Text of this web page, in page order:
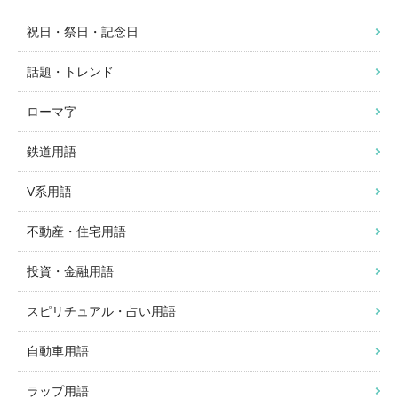
祝日・祭日・記念日
話題・トレンド
ローマ字
鉄道用語
V系用語
不動産・住宅用語
投資・金融用語
スピリチュアル・占い用語
自動車用語
ラップ用語